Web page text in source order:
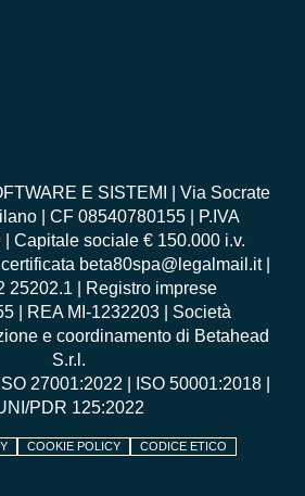
E SISTEMI | Via Socrate
| CF 08540780155 | P.IVA
Capitale sociale € 150.000 i.v.
beta80spa@legalmail.it |
25202.1 | Registro imprese
| REA MI-1232203 | Società
e coordinamento di Betahead
S.r.l.
ISO 27001:2022 ISO 50001:2018
PDR 125:2022
COOKIE POLICY CODICE ETICO